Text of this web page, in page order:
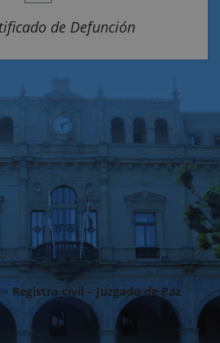
de Defunción
Registro civil – Juzgado de Paz